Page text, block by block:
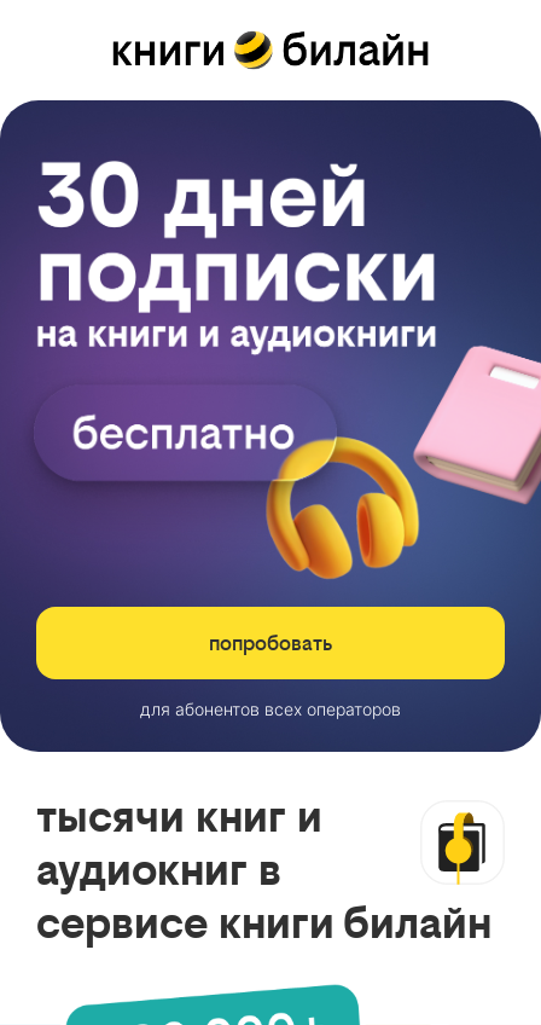
попробовать
для абонентов всех операторов
тысячи книг и
аудиокниг в
сервисе книги билайн